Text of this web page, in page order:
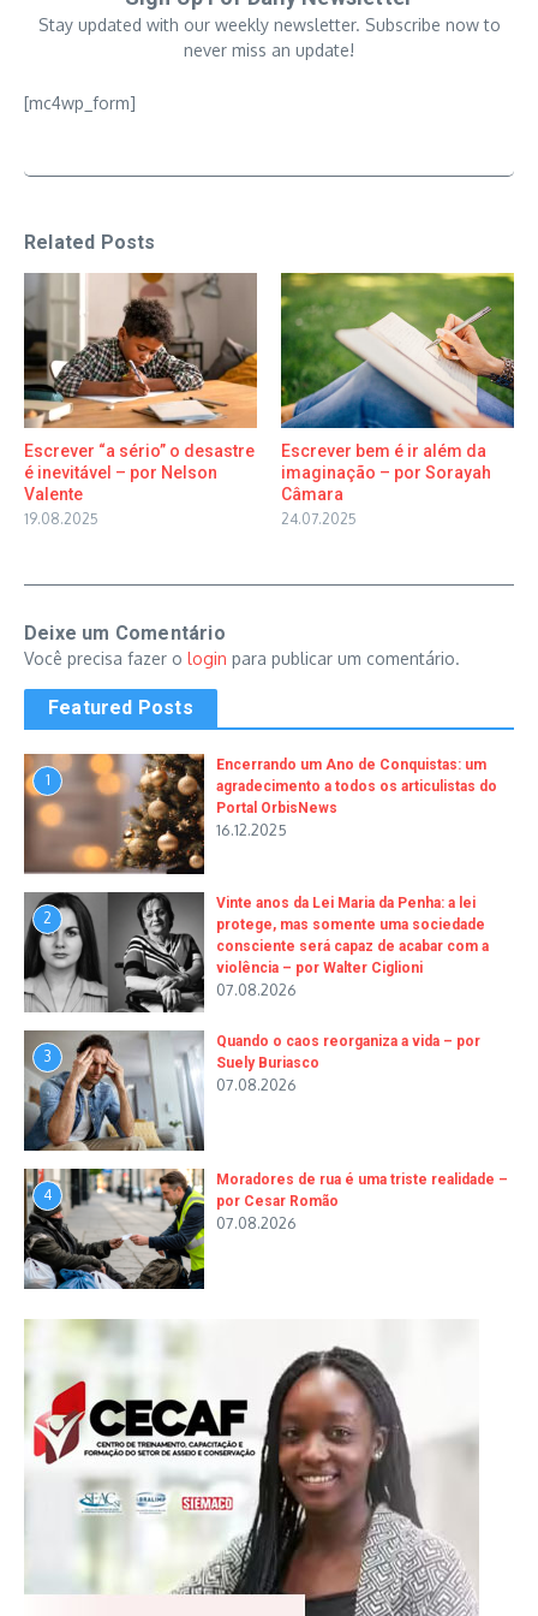
Stay updated with our weekly newsletter. Subscribe now to
never miss an update!
[mc4wp_form]
Related Posts
Escrever “a sério” o desastre
é inevitável – por Nelson
Valente
19.08.2025
Escrever bem é ir além da
imaginação – por Sorayah
Câmara
24.07.2025
Deixe um Comentário
Você precisa fazer o login para publicar um comentário.
Featured Posts
1
Encerrando um Ano de Conquistas: um
agradecimento a todos os articulistas do
Portal OrbisNews
16.12.2025
2
Vinte anos da Lei Maria da Penha: a lei
protege, mas somente uma sociedade
consciente será capaz de acabar com a
violência – por Walter Ciglioni
07.08.2026
3
Quando o caos reorganiza a vida – por
Suely Buriasco
07.08.2026
4
Moradores de rua é uma triste realidade –
por Cesar Romão
07.08.2026